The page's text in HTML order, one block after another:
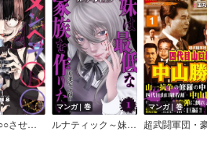
メンヘラ○○させてみた【電子版限定特典付き】
マンガ｜巻
ルナティック～妹は最低な家族を作りたい～【電子単行本版】
マンガ｜巻